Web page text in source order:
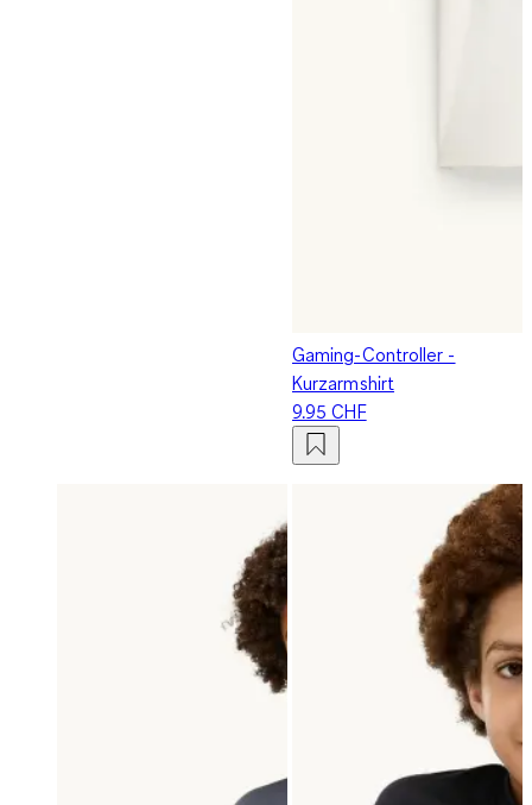
Gaming-Controller -
Kurzarmshirt
9.95 CHF